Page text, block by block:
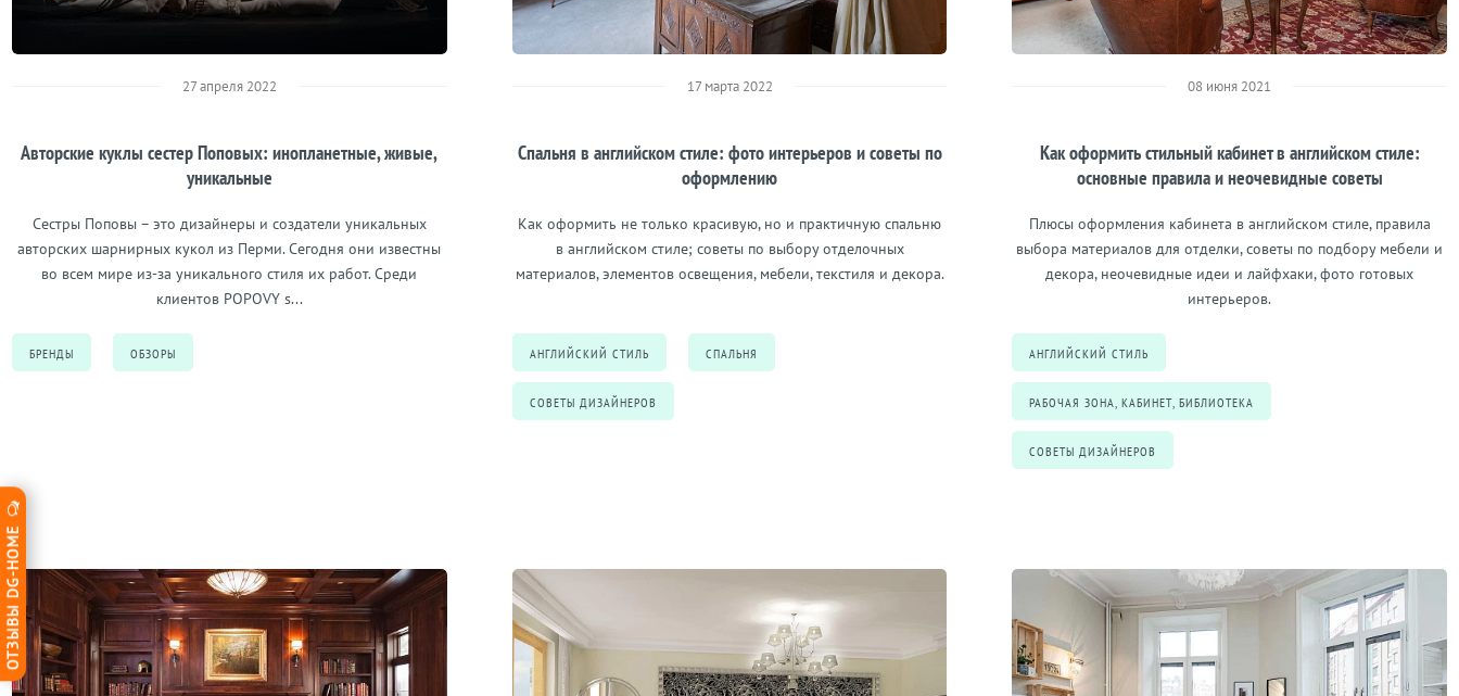
ОТЗЫВЫ DG-HOME
27 апреля 2022
Авторские куклы сестер Поповых: инопланетные, живые,
уникальные
Сестры Поповы – это дизайнеры и создатели уникальных
авторских шарнирных кукол из Перми. Сегодня они известны
во всем мире из-за уникального стиля их работ. Среди
клиентов POPOVY s...
БРЕНДЫ ОБЗОРЫ
17 марта 2022
Спальня в английском стиле: фото интерьеров и советы по
оформлению
Как оформить не только красивую, но и практичную спальню
в английском стиле; советы по выбору отделочных
материалов, элементов освещения, мебели, текстиля и декора.
АНГЛИЙСКИЙ СТИЛЬ СПАЛЬНЯ
СОВЕТЫ ДИЗАЙНЕРОВ
08 июня 2021
Как оформить стильный кабинет в английском стиле:
основные правила и неочевидные советы
Плюсы оформления кабинета в английском стиле, правила
выбора материалов для отделки, советы по подбору мебели и
декора, неочевидные идеи и лайфхаки, фото готовых
интерьеров.
АНГЛИЙСКИЙ СТИЛЬ
РАБОЧАЯ ЗОНА, КАБИНЕТ, БИБЛИОТЕКА
СОВЕТЫ ДИЗАЙНЕРОВ